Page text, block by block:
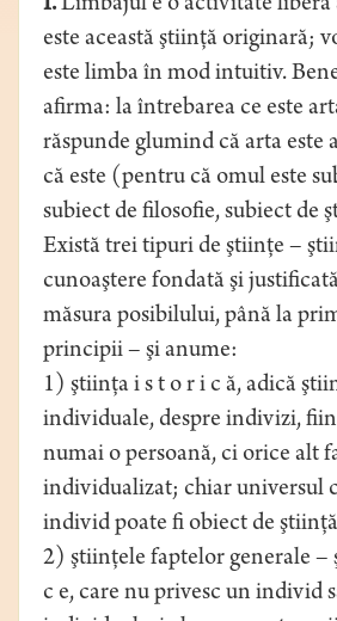
I.Limbajul e o activitate liberă
este această ştiinţă originară;
este limba în mod intuitiv.
afirma: la întrebarea ce este
răspunde glumind că arta este
că este (pentru că omul este
subiect de filosofie, subiect de
Există trei tipuri de ştiinţe –
cunoaştere fondată şi
măsura posibilului, până la
principii – şi anume:
1) ştiinţa i s t o r i c ă, adică
individuale, despre indivizi,
numai o persoană, ci orice alt
individualizat; chiar universul
individ poate fi obiect de
2) ştiinţele faptelor generale –
c e, care nu privesc un individ